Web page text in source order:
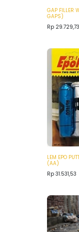
GAP FILLER
GAPS)
Rp 29.729,73
LEM EPO
(AA)
Rp 31.531,53